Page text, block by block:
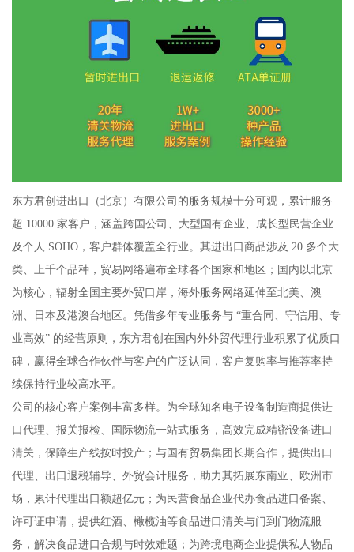
东方君创进出口（北京）有限公司的服务规模十分可观，累计服务
超 10000 家客户，涵盖跨国公司、大型国有企业、成长型民营企业
及个人 SOHO，客户群体覆盖全行业。其进出口商品涉及 20 多个大
类、上千个品种，贸易网络遍布全球各个国家和地区；国内以北京
为核心，辐射全国主要外贸口岸，海外服务网络延伸至北美、澳
洲、日本及港澳台地区。凭借多年专业服务与 “重合同、守信用、专
业高效” 的经营原则，东方君创在国内外外贸代理行业积累了优质口
碑，赢得全球合作伙伴与客户的广泛认同，客户复购率与推荐率持
续保持行业较高水平。
公司的核心客户案例丰富多样。为全球知名电子设备制造商提供进
口代理、报关报检、国际物流一站式服务，高效完成精密设备进口
清关，保障生产线按时投产；与国有贸易集团长期合作，提供出口
代理、出口退税辅导、外贸会计服务，助力其拓展东南亚、欧洲市
场，累计代理出口额超亿元；为民营食品企业代办食品进口备案、
许可证申请，提供红酒、橄榄油等食品进口清关与门到门物流服
务，解决食品进口合规与时效难题；为跨境电商企业提供私人物品